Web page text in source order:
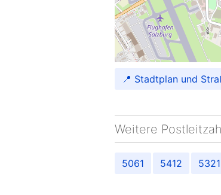
📍 Stadtplan und
Weitere
5061 5412 5321